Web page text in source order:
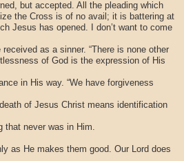
but accepted. All the pleading which
the Cross is of no avail; it is battering at
Jesus has opened. I don’t want to come
as a sinner. “There is none other
of God is the expression of His
in His way. “We have forgiveness
of Jesus Christ means identification
that never was in Him.
as He makes them good. Our Lord does